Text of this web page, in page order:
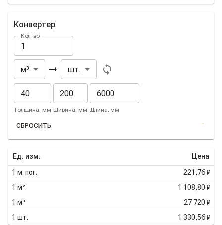
Конвертер
Кол-во
Из
м³
В
шт.
Толщина, мм Ширина, мм Длина, мм
СБРОСИТЬ
Ед. изм. Цена
1 м. пог.
221,76 ₽
1 м²
1 108,80 ₽
1 м³
27 720 ₽
1 шт. 1 330,56 ₽